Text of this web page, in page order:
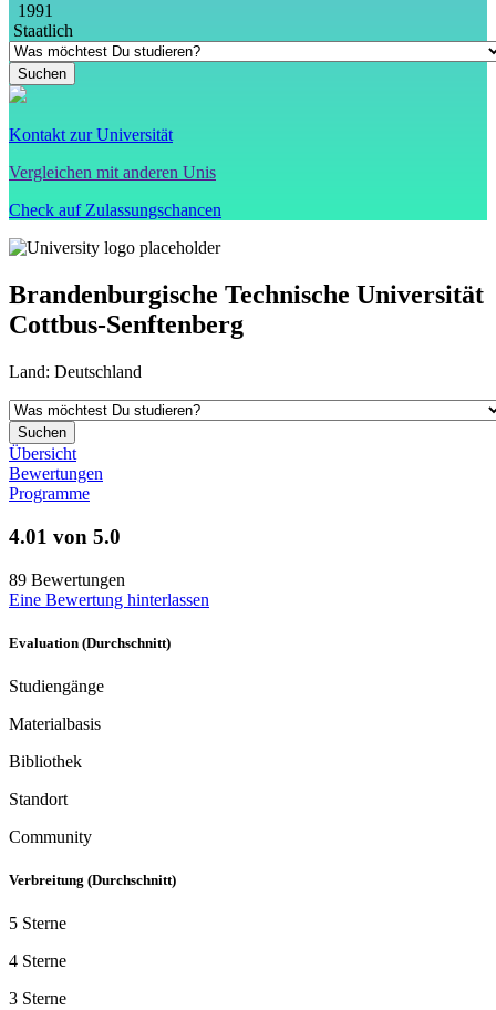
1991
Staatlich
Kontakt zur Universität
Vergleichen mit anderen Unis
Check auf Zulassungschancen
Brandenburgische Technische Universität
Cottbus-Senftenberg
Land: Deutschland
Übersicht
Bewertungen
Programme
4.01 von 5.0
89 Bewertungen
Eine Bewertung hinterlassen
Evaluation (Durchschnitt)
Studiengänge
Materialbasis
Bibliothek
Standort
Community
Verbreitung (Durchschnitt)
5 Sterne
4 Sterne
3 Sterne